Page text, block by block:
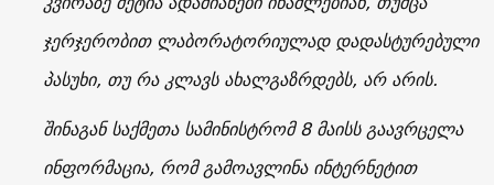
ჯერჯერობით ლაბორატორიულად დადასტურებული
პასუხი, თუ რა კლავს ახალგაზრდებს, არ არის.
შინაგან საქმეთა სამინისტრომ 8 მაისს გაავრცელა
ინფორმაცია, რომ გამოავლინა ინტერნეტით